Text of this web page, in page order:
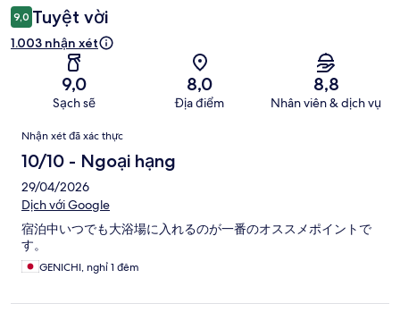
9,0 Tuyệt vời
1.003 nhận xét
9,0
Sạch sẽ
8,0
Địa điểm
8,8
Nhân viên & dịch vụ
Nhận
xét
Nhận xét đã xác thực
10/10 - Ngoại hạng
29/04/2026
Dịch với Google
宿泊中いつでも大浴場に入れるのが一番のオススメポイントで
す。
GENICHI, nghỉ 1 đêm